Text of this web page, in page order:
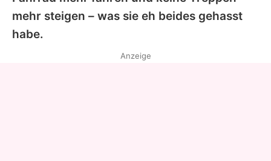
mehr steigen – was sie eh beides gehasst
habe.
Anzeige